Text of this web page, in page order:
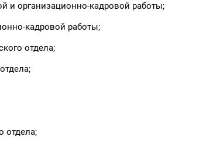
и организационно-кадровой работы;
кадровой работы;
отдела;
отдела;